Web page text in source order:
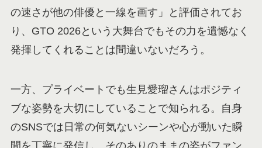
の速さが他の俳優と一線を画す」と評価されてお
り、GTO 2026という大舞台でもその力を遺憾なく
発揮してくれることは間違いないだろう。
一方、プライベートでも生見愛瑠さんはポジティ
ブな姿勢を大切にしていることで知られる。自身
のSNSでは日常の何気ないシーンや心が動いた瞬
間を丁寧に発信し、そのありのままの姿がファン